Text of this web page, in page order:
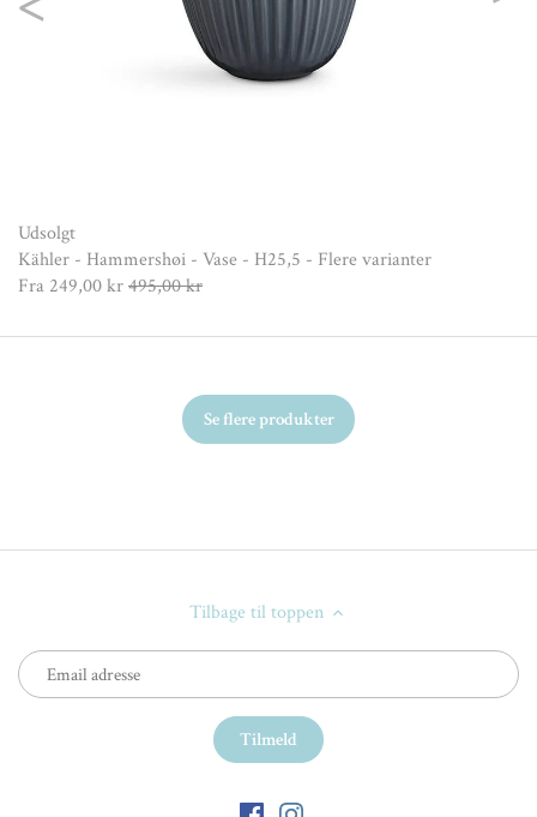
Udsolgt
Kähler - Hammershøi - Vase - H25,5 - Flere varianter
Fra 249,00 kr495,00 kr
Se flere produkter
Tilbage til toppen